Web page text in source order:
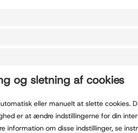
og sletning af cookies
eller manuelt at slette cookies.
er at ændre indstillingerne for din
information om disse indstillinger, se